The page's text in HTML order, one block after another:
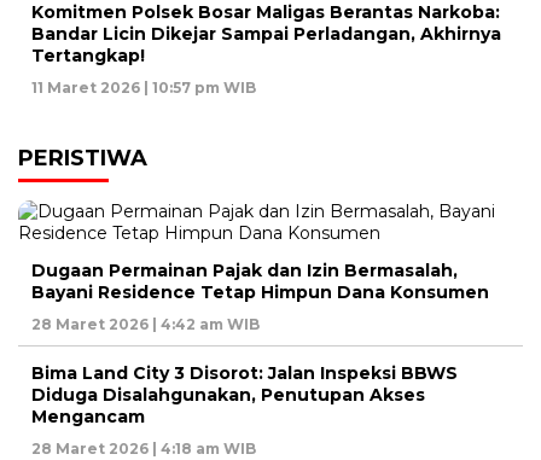
Komitmen Polsek Bosar Maligas Berantas Narkoba:
Bandar Licin Dikejar Sampai Perladangan, Akhirnya
Tertangkap!
11 Maret 2026 | 10:57 pm WIB
PERISTIWA
Dugaan Permainan Pajak dan Izin Bermasalah,
Bayani Residence Tetap Himpun Dana Konsumen
28 Maret 2026 | 4:42 am WIB
Bima Land City 3 Disorot: Jalan Inspeksi BBWS
Diduga Disalahgunakan, Penutupan Akses
Mengancam
28 Maret 2026 | 4:18 am WIB